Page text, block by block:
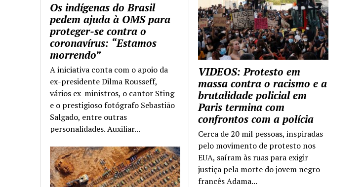
VIDEOS: Protesto em
massa contra o racismo e a
brutalidade policial em
Paris termina com
confrontos com a polícia
Cerca de 20 mil pessoas, inspiradas
pelo movimento de protesto nos
EUA, saíram às ruas para exigir
justiça pela morte do jovem negro
francês Adama...
Os indígenas do Brasil
pedem ajuda à OMS para
proteger-se contra o
coronavírus: “Estamos
morrendo”
A iniciativa conta com o apoio da
ex-presidente Dilma Rousseff,
vários ex-ministros, o cantor Sting
e o prestigioso fotógrafo Sebastião
Salgado, entre outras
personalidades. Auxiliar...